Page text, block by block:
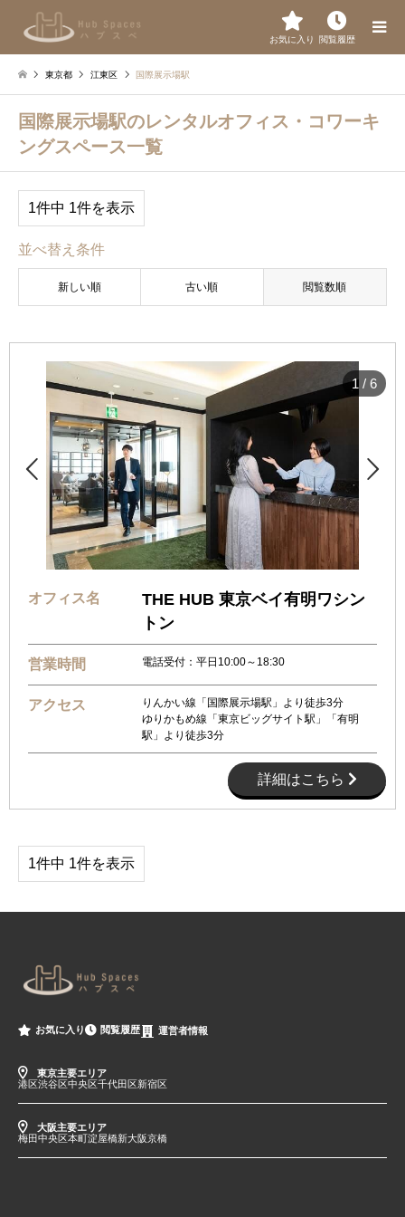
お気に入り 閲覧履歴
東京都 江東区 国際展示場駅
国際展示場駅のレンタルオフィス・コワーキ
ングスペース一覧
1件中 1件を表示
並べ替え条件
新しい順 古い順 閲覧数順
 
1 / 6
オフィス名
THE HUB 東京ベイ有明ワシン
トン
営業時間 電話受付：平日10:00～18:30
アクセス
りんかい線「国際展示場駅」より徒歩3分
ゆりかもめ線「東京ビッグサイト駅」「有明
駅」より徒歩3分
詳細はこちら
1件中 1件を表示
お気に入り 閲覧履歴 運営者情報
東京主要エリア
港区渋谷区中央区千代田区新宿区
大阪主要エリア
梅田中央区本町淀屋橋新大阪京橋